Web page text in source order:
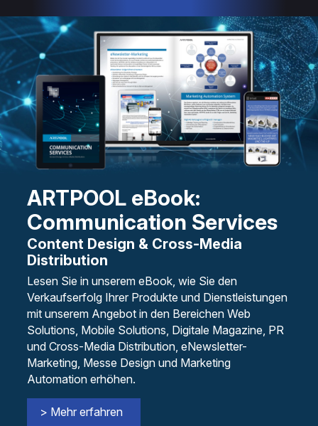
ARTPOOL eBook:
Communication Services
Content Design & Cross-Media
Distribution
Lesen Sie in unserem eBook, wie Sie den
Verkaufserfolg Ihrer Produkte und Dienstleistungen
mit unserem Angebot in den Bereichen Web
Solutions, Mobile Solutions, Digitale Magazine, PR
und Cross-Media Distribution, eNewsletter-
Marketing, Messe Design und Marketing
Automation erhöhen.
> Mehr erfahren